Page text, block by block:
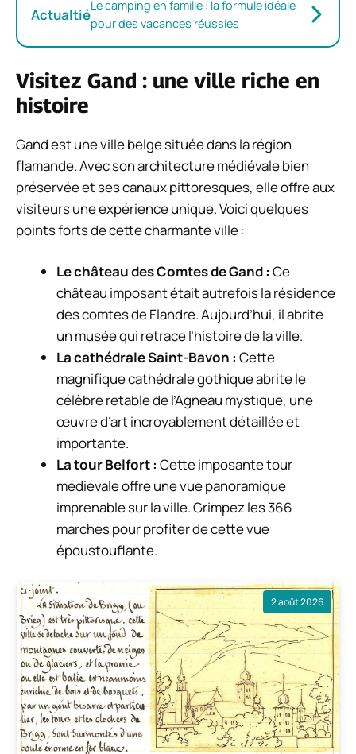
ActualtiéLe camping en famille : la formule idéale
pour des vacances réussies
Visitez Gand : une ville riche en
histoire
Gand est une ville belge située dans la région
flamande. Avec son architecture médiévale bien
préservée et ses canaux pittoresques, elle offre aux
visiteurs une expérience unique. Voici quelques
points forts de cette charmante ville :
Le château des Comtes de Gand : Ce
château imposant était autrefois la résidence
des comtes de Flandre. Aujourd’hui, il abrite
un musée qui retrace l’histoire de la ville.
La cathédrale Saint-Bavon : Cette
magnifique cathédrale gothique abrite le
célèbre retable de l’Agneau mystique, une
œuvre d’art incroyablement détaillée et
importante.
La tour Belfort : Cette imposante tour
médiévale offre une vue panoramique
imprenable sur la ville. Grimpez les 366
marches pour profiter de cette vue
époustouflante.
2 août 2026